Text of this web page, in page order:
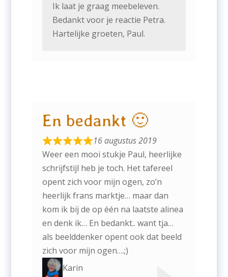
Ik laat je graag meebeleven.
Bedankt voor je reactie Petra.
Hartelijke groeten, Paul.
En bedankt 🙂
16 augustus 2019
Weer een mooi stukje Paul, heerlijke
schrijfstijl heb je toch. Het tafereel
opent zich voor mijn ogen, zo’n
heerlijk frans marktje… maar dan
kom ik bij de op één na laatste alinea
en denk ik… En bedankt.. want tja…
als beelddenker opent ook dat beeld
zich voor mijn ogen….;)
Karin